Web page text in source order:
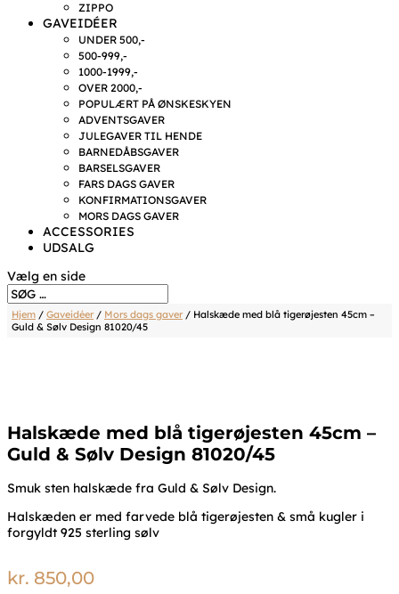
ZIPPO
GAVEIDÉER
UNDER 500,-
500-999,-
1000-1999,-
OVER 2000,-
POPULÆRT PÅ ØNSKESKYEN
ADVENTSGAVER
JULEGAVER TIL HENDE
BARNEDÅBSGAVER
BARSELSGAVER
FARS DAGS GAVER
KONFIRMATIONSGAVER
MORS DAGS GAVER
ACCESSORIES
UDSALG
Vælg en side
Hjem / Gaveidéer/ Mors dags gaver/ Halskæde med blå tigerøjesten 45cm –
Guld & Sølv Design 81020/45
Halskæde med blå tigerøjesten 45cm –
Guld & Sølv Design 81020/45
Smuk sten halskæde fra Guld & Sølv Design.
Halskæden er med farvede blå tigerøjesten & små kugler i
forgyldt 925 sterling sølv
kr. 850,00